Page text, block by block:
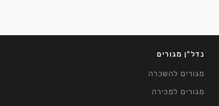
נדל"ן מגורים
מגורים להשכרה
מגורים למכירה